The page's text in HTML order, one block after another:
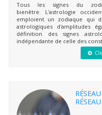
Tous les signes du
bienêtre. L'astrologie
emploient un zodiaque qui
astrologiques d'amplitudes
définition des signes
indépendante de celle des